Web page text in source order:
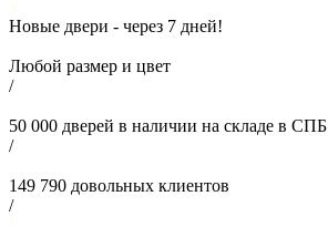
Новые двери - через 7 дней!
Любой размер и цвет
/
50 000 дверей в наличии на складе в СПБ
/
149 790 довольных клиентов
/